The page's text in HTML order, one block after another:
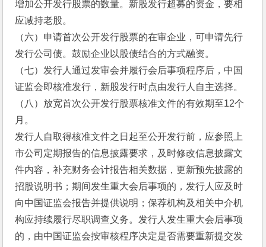
增加公开发行股票的数量。新股发行超募的资金，要相
应减持老股。
（六）申请首次公开发行股票的在审企业，可申请先行
发行公司债。鼓励企业以股债结合的方式融资。
（七）发行人通过发审会并履行会后事项程序后，中国
证监会即核准发行，新股发行时点由发行人自主选择。
（八）放宽首次公开发行股票核准文件的有效期至12个
月。
发行人自取得核准文件之日起至公开发行前，应参照上
市公司定期报告的信息披露要求，及时修改信息披露文
件内容，补充财务会计报告相关数据，更新预先披露的
招股说明书；期间发生重大会后事项的，发行人应及时
向中国证监会报告并提供说明；保荐机构及相关中介机
构应持续履行尽职调查义务。发行人发生重大会后事项
的，由中国证监会按审核程序决定是否需要重新提交发